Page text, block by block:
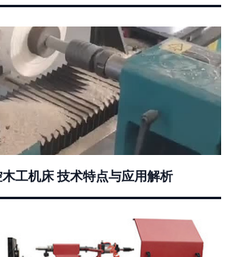
工机床 技术特点与应用解析